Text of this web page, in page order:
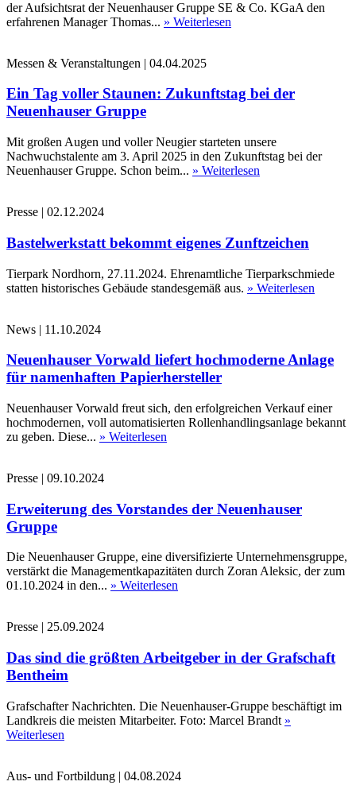
der Aufsichtsrat der Neuenhauser Gruppe SE & Co. KGaA den
erfahrenen Manager Thomas... » Weiterlesen
Messen & Veranstaltungen | 04.04.2025
Ein Tag voller Staunen: Zukunftstag bei der
Neuenhauser Gruppe
Mit großen Augen und voller Neugier starteten unsere
Nachwuchstalente am 3. April 2025 in den Zukunftstag bei der
Neuenhauser Gruppe. Schon beim... » Weiterlesen
Presse | 02.12.2024
Bastelwerkstatt bekommt eigenes Zunftzeichen
Tierpark Nordhorn, 27.11.2024. Ehrenamtliche Tierparkschmiede
statten historisches Gebäude standesgemäß aus. » Weiterlesen
News | 11.10.2024
Neuenhauser Vorwald liefert hochmoderne Anlage
für namenhaften Papierhersteller
Neuenhauser Vorwald freut sich, den erfolgreichen Verkauf einer
hochmodernen, voll automatisierten Rollenhandlingsanlage bekannt
zu geben. Diese... » Weiterlesen
Presse | 09.10.2024
Erweiterung des Vorstandes der Neuenhauser
Gruppe
Die Neuenhauser Gruppe, eine diversifizierte Unternehmensgruppe,
verstärkt die Managementkapazitäten durch Zoran Aleksic, der zum
01.10.2024 in den... » Weiterlesen
Presse | 25.09.2024
Das sind die größten Arbeitgeber in der Grafschaft
Bentheim
Grafschafter Nachrichten. Die Neuenhauser-Gruppe beschäftigt im
Landkreis die meisten Mitarbeiter. Foto: Marcel Brandt »
Weiterlesen
Aus- und Fortbildung | 04.08.2024